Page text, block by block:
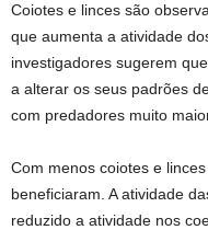
Coiotes e linces são
que aumenta a atividade
investigadores sugerem
a alterar os seus padrões
com predadores muito
Com menos coiotes e
beneficiaram. A atividade
reduzido a atividade nos